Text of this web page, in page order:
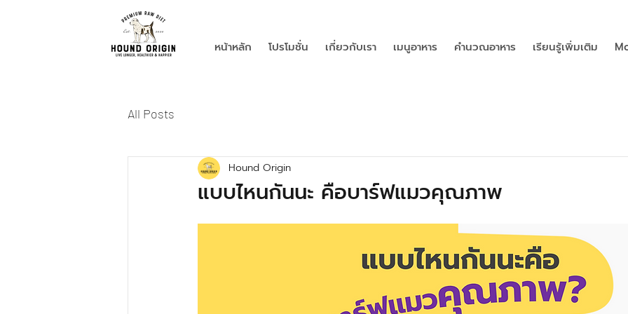
หน้าหลัก โปรโมชั่น เกี่ยวกับเรา เมนูอาหาร คำนวณอาหาร เรียนรู้เพิ่มเติม
All Posts
แบบไหนกันนะ คือบาร์ฟแมวคุณภาพ
Hound Origin